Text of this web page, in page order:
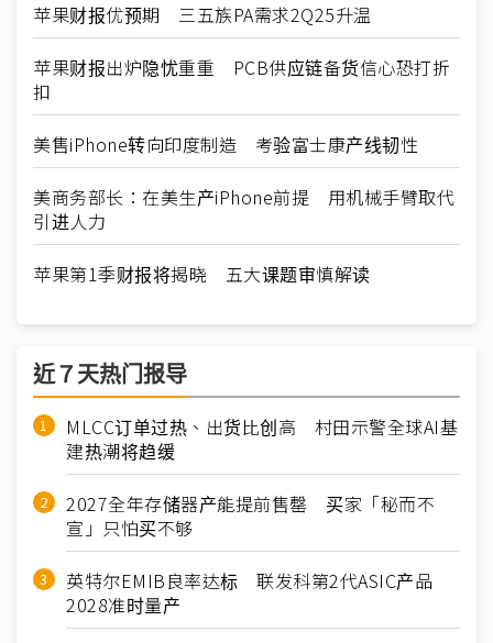
苹果财报优预期 三五族PA需求2Q25升温
苹果财报出炉隐忧重重 PCB供应链备货信心恐打折
扣
美售iPhone转向印度制造 考验富士康产线韧性
美商务部长：在美生产iPhone前提 用机械手臂取代
引进人力
苹果第1季财报将揭晓 五大课题审慎解读
近７天热门报导
MLCC订单过热、出货比创高 村田示警全球AI基
建热潮将趋缓
2027全年存储器产能提前售罄 买家「秘而不
宣」只怕买不够
英特尔EMIB良率达标 联发科第2代ASIC产品
2028准时量产